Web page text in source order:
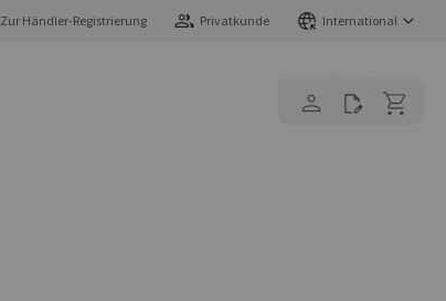
Zur Händler-Registrierung Privatkunde International